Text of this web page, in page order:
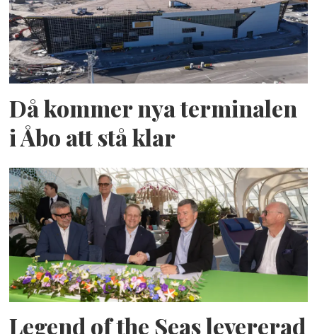
Då kommer nya terminalen
i Åbo att stå klar
Legend of the Seas levererad